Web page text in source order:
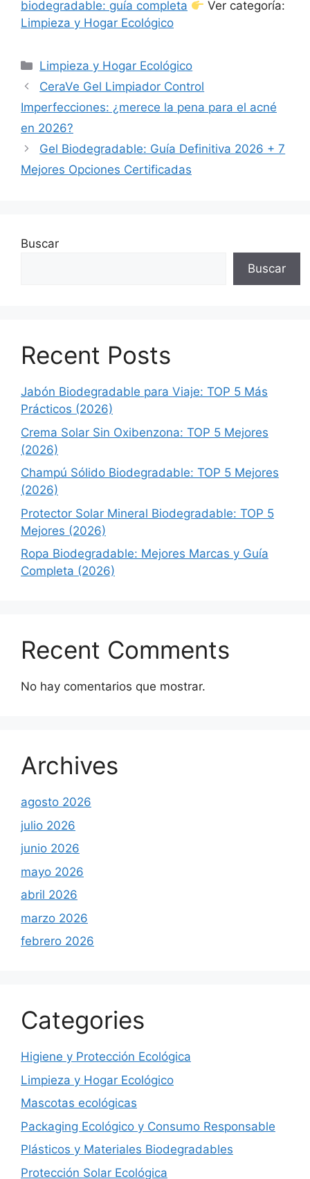
biodegradable: guía completa
Ver categoría:
Limpieza y Hogar Ecológico
Categorías
Limpieza y Hogar Ecológico
CeraVe Gel Limpiador Control
Imperfecciones: ¿merece la pena para el acné
en 2026?
Gel Biodegradable: Guía Definitiva 2026 + 7
Mejores Opciones Certificadas
Buscar
Buscar
Recent Posts
Jabón Biodegradable para Viaje: TOP 5 Más
Prácticos (2026)
Crema Solar Sin Oxibenzona: TOP 5 Mejores
(2026)
Champú Sólido Biodegradable: TOP 5 Mejores
(2026)
Protector Solar Mineral Biodegradable: TOP 5
Mejores (2026)
Ropa Biodegradable: Mejores Marcas y Guía
Completa (2026)
Recent Comments
No hay comentarios que mostrar.
Archives
agosto 2026
julio 2026
junio 2026
mayo 2026
abril 2026
marzo 2026
febrero 2026
Categories
Higiene y Protección Ecológica
Limpieza y Hogar Ecológico
Mascotas ecológicas
Packaging Ecológico y Consumo Responsable
Plásticos y Materiales Biodegradables
Protección Solar Ecológica